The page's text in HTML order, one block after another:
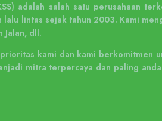
adalah salah satu perusahaan
lintas sejak tahun 2003. Kami
Jalan, dll.
kami dan kami berkomitmen
mitra terpercaya dan paling